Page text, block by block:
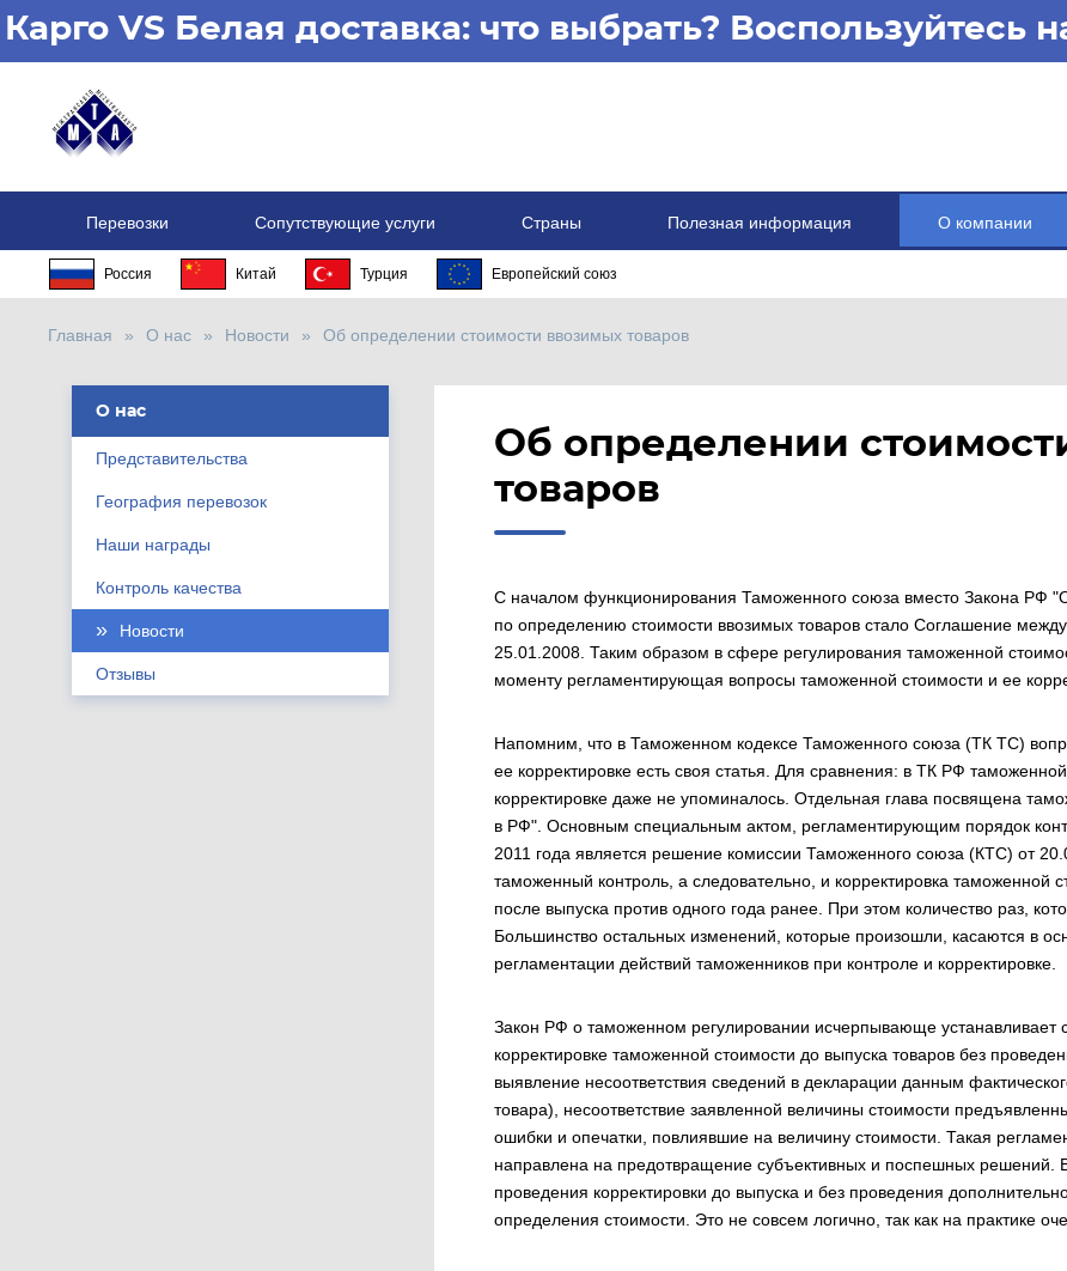
Карго VS Белая доставка: что выбрать? Воспользуйтесь
Перевозки Сопутствующие услуги Страны Полезная информация О компании
Россия Китай Турция Европейский союз
Главная О нас Новости Об определении стоимости ввозимых товаров
О нас
Представительства
География перевозок
Наши награды
Контроль качества
Новости
Отзывы
Об определении
товаров
С началом функционирования Таможенного союза вместо Закона
по определению стоимости ввозимых товаров стало Соглашение
25.01.2008. Таким образом в сфере регулирования таможенной
моменту регламентирующая вопросы таможенной стоимости и ее
Напомним, что в Таможенном кодексе Таможенного союза (ТК ТС)
ее корректировке есть своя статья. Для сравнения: в ТК РФ
корректировке даже не упоминалось. Отдельная глава посвящена
в РФ". Основным специальным актом, регламентирующим порядок
2011 года является решение комиссии Таможенного союза (КТС) от
таможенный контроль, а следовательно, и корректировка таможенной
после выпуска против одного года ранее. При этом количество раз,
Большинство остальных изменений, которые произошли, касаются в
регламентации действий таможенников при контроле и корректировке.
Закон РФ о таможенном регулировании исчерпывающе
корректировке таможенной стоимости до выпуска товаров без
выявление несоответствия сведений в декларации данным
товара), несоответствие заявленной величины стоимости
ошибки и опечатки, повлиявшие на величину стоимости. Такая
направлена на предотвращение субъективных и поспешных решений.
проведения корректировки до выпуска и без проведения
определения стоимости. Это не совсем логично, так как на практике